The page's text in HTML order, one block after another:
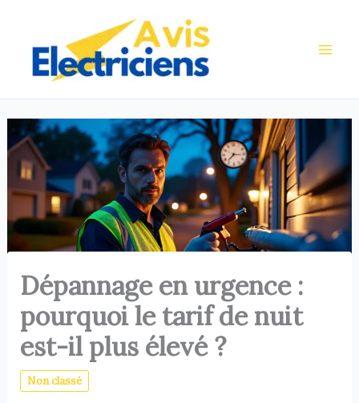
contenu
Dépannage en urgence :
pourquoi le tarif de nuit
est-il plus élevé ?
Non classé